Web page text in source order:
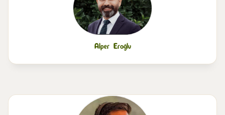
Alper Eroğlu